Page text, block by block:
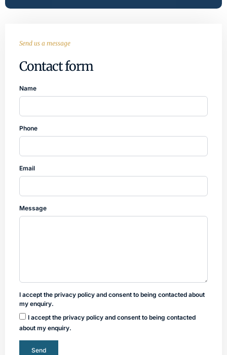
Send us a message
Contact form
Name
Phone
Email
Message
I accept the privacy policy and consent to being contacted about
my enquiry.
I accept the privacy policy and consent to being contacted
about my enquiry.
Send